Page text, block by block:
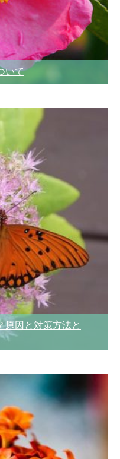
いて
原因と対策方法と